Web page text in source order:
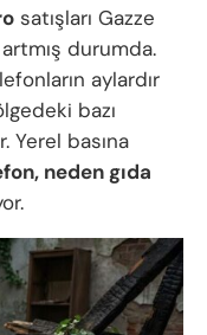
satışları Gazze
durumda.
aylardır
bazı
Yerel basına
neden gıda